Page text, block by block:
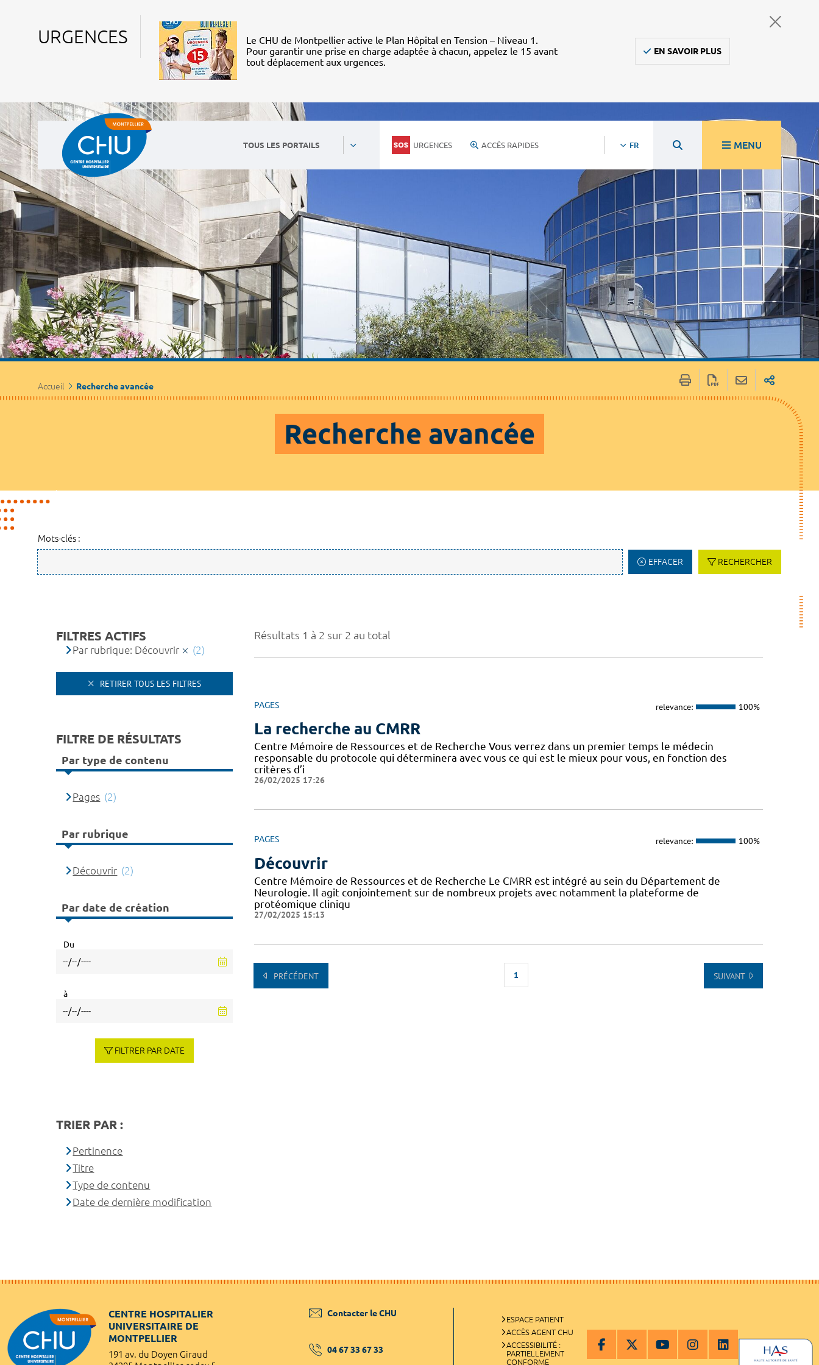
URGENCES
Le CHU de Montpellier active le Plan Hôpital en Tension – Niveau 1.
Pour garantir une prise en charge adaptée à chacun, appelez le 15 avant
tout déplacement aux urgences.
EN SAVOIR PLUS
TOUS LES PORTAILS URGENCES ACCÈS RAPIDES FR MENU
Accueil Recherche avancée
Recherche avancée
Mots-clés :
EFFACER RECHERCHER
Résultats 1 à 2 sur 2 au total
PAGES relevance: 100%
La recherche au CMRR
Centre Mémoire de Ressources et de Recherche Vous verrez dans un premier temps le médecin
responsable du protocole qui déterminera avec vous ce qui est le mieux pour vous, en fonction des
critères d’i
26/02/2025 17:26
PAGES relevance: 100%
Découvrir
Centre Mémoire de Ressources et de Recherche Le CMRR est intégré au sein du Département de
Neurologie. Il agit conjointement sur de nombreux projets avec notamment la plateforme de
protéomique cliniqu
27/02/2025 15:13
PRÉCÉDENT 1 SUIVANT
FILTRES ACTIFS
Par rubrique: Découvrir (2)
RETIRER TOUS LES FILTRES
FILTRE DE RÉSULTATS
Par type de contenu
Pages (2)
Par rubrique
Découvrir (2)
Par date de création
Du
à
FILTRER PAR DATE
TRIER PAR :
Pertinence
Titre
Type de contenu
Date de dernière modification
CENTRE HOSPITALIER
UNIVERSITAIRE DE
MONTPELLIER
191 av. du Doyen Giraud
Contacter le CHU
04 67 33 67 33
ESPACE PATIENT
ACCÈS AGENT CHU
ACCESSIBILITÉ :
PARTIELLEMENT
CONFORME